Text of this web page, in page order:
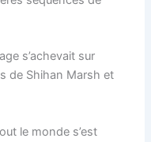
s’achevait sur
de Shihan Marsh et
le monde s’est